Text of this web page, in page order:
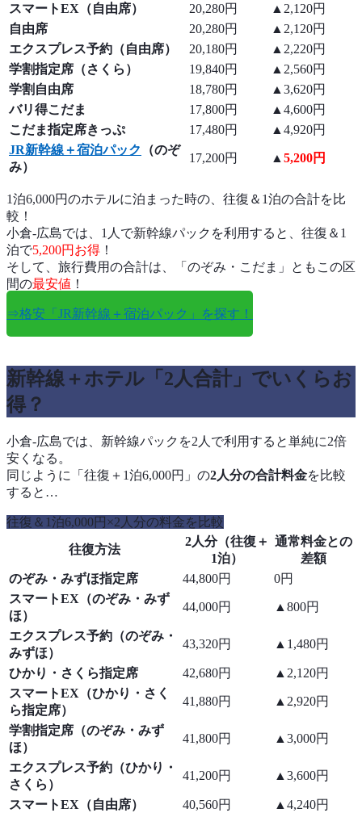
スマートEX（自由席） 20,280円
▲2,120円
自由席
20,280円
▲2,120円
エクスプレス予約（自由席）
20,180円
▲2,220円
学割指定席（さくら）
19,840円
▲2,560円
学割自由席
18,780円
▲3,620円
バリ得こだま
17,800円
▲4,600円
こだま指定席きっぷ
17,480円
▲4,920円
JR新幹線＋宿泊パック
（のぞ
み）
17,200円 ▲ 5,200円
1泊6,000円のホテルに泊まった時の、往復＆1泊の合計を比
較！
小倉-広島では、1人で新幹線パックを利用すると、往復＆1
泊で5,200円お得 ！
そして、旅行費用の合計は、「のぞみ・こだま」ともこの区
間の最安値 ！
⇒格安「JR新幹線＋宿泊パック」を探す！
新幹線＋ホテル「2人合計」でいくらお
得？
小倉-広島では、新幹線パックを2人で利用すると単純に2倍
安くなる。
同じように「往復＋1泊6,000円」の2人分の合計料金を比較
すると…
往復＆1泊6,000円×2人分の料金を比較
往復方法
2人分（往復＋
1泊）
通常料金との
差額
のぞみ・みずほ指定席
44,800円
0円
スマートEX（のぞみ・みず
ほ）
44,000円 ▲800円
エクスプレス予約（のぞみ・
みずほ）
43,320円 ▲1,480円
ひかり・さくら指定席 42,680円
▲2,120円
スマートEX（ひかり・さく
ら指定席）
41,880円 ▲2,920円
学割指定席（のぞみ・みず
ほ）
41,800円 ▲3,000円
エクスプレス予約（ひかり・
さくら）
41,200円 ▲3,600円
スマートEX（自由席） 40,560円
▲4,240円